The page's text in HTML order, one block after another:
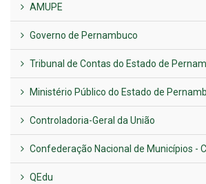
AMUPE
Governo de Pernambuco
Tribunal de Contas do Estado de
Ministério Público do Estado de
Controladoria-Geral da União
Confederação Nacional de Municípios -
QEdu